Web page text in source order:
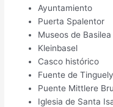
Ayuntamiento
Puerta Spalentor
Museos de Basilea
Kleinbasel
Casco histórico
Fuente de Tinguely
Puente Mittlere
Iglesia de Santa